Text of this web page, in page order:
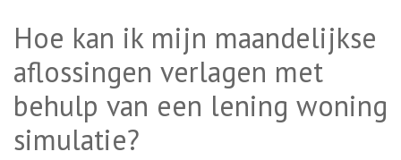
Hoe kan ik mijn maandelijkse
aflossingen verlagen met
behulp van een lening woning
simulatie?